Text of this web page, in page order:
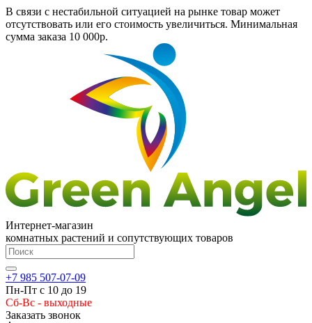
В связи с нестабильной ситуацией на рынке товар может
отсутствовать или его стоимость увеличиться. Минимальная
сумма заказа 10 000р.
Интернет-магазин
комнатных растений и сопутствующих товаров
+7 985 507-07-09
Пн-Пт с 10 до 19
Сб-Вс - выходные
Заказать звонок